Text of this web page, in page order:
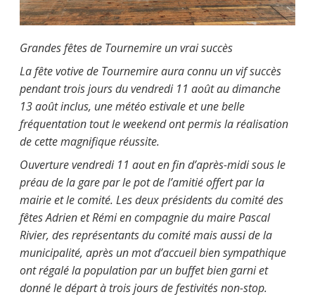
Grandes fêtes de Tournemire un vrai succès
La fête votive de Tournemire aura connu un vif succès
pendant trois jours du vendredi 11 août au dimanche
13 août inclus, une météo estivale et une belle
fréquentation tout le weekend ont permis la réalisation
de cette magnifique réussite.
Ouverture vendredi 11 aout en fin d’après-midi sous le
préau de la gare par le pot de l’amitié offert par la
mairie et le comité. Les deux présidents du comité des
fêtes Adrien et Rémi en compagnie du maire Pascal
Rivier, des représentants du comité mais aussi de la
municipalité, après un mot d’accueil bien sympathique
ont régalé la population par un buffet bien garni et
donné le départ à trois jours de festivités non-stop.